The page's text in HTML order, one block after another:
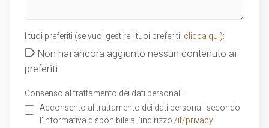
I tuoi preferiti (se vuoi gestire i tuoi preferiti, clicca qui):
Non hai ancora aggiunto nessun contenuto ai
preferiti
Consenso al trattamento dei dati personali:
Acconsento al trattamento dei dati personali secondo
l'informativa disponibile all'indirizzo /it/privacy